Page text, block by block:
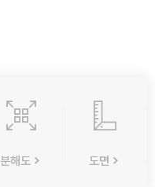
분해도 도면